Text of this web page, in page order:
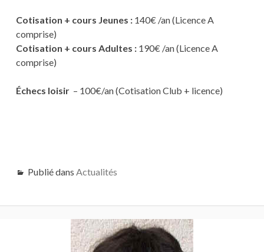
Cotisation + cours Jeunes : 140€ /an (Licence A
comprise)
Cotisation + cours Adultes : 190€ /an (Licence A
comprise)
Échecs loisir– 100€/an (Cotisation Club + licence)
Publié dans Actualités